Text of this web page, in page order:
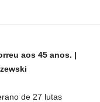
aos 45 anos. |
de 27 lutas